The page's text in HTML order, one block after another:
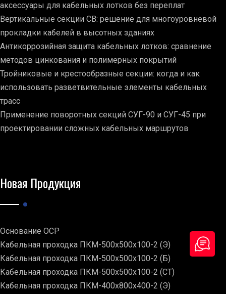
аксессуары для кабельных лотков без переплат
Вертикальные секции СВ: решение для многоуровневой
прокладки кабелей в высотных зданиях
Антикоррозийная защита кабельных лотков: сравнение
методов цинкования и полимерных покрытий
Тройниковые и крестообразные секции: когда и как
использовать разветвительные элементы кабельных
трасс
Применение поворотных секций СУГ-90 и СУГ-45 при
проектировании сложных кабельных маршрутов
Новая Продукция
Основание ОСР
Кабельная проходка ПКМ-500х500х100-2 (Э)
Кабельная проходка ПКМ-500х500х100-2 (Б)
Кабельная проходка ПКМ-500х500х100-2 (СТ)
Кабельная проходка ПКМ-400х800х400-2 (Э)